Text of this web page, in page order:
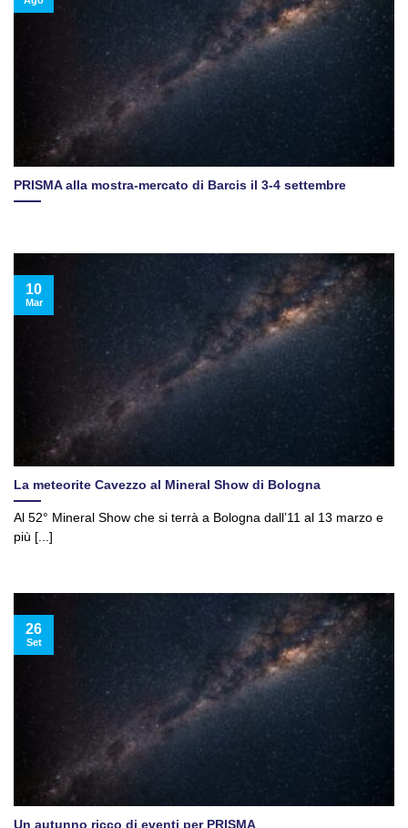
PRISMA alla mostra-mercato di Barcis il 3-4 settembre
La meteorite Cavezzo al Mineral Show di Bologna
Al 52° Mineral Show che si terrà a Bologna dall’11 al 13 marzo e
più [...]
10
Mar
Un autunno ricco di eventi per PRISMA
26
Set